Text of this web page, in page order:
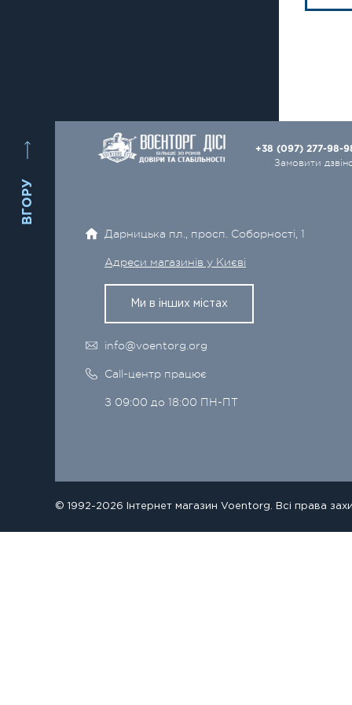
ВГОРУ
+38 (097) 277-98-
Замовити
Дарницька пл., просп. Соборності, 1
Адреси магазинів у Києві
Ми в інших містах
info@voentorg.org
Call-центр працює
З 09:00 до 18:00 ПН-ПТ
© 1992-2026 Інтернет магазин Voentorg. Всі права